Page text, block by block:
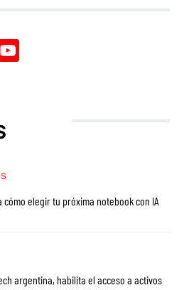
cómo elegir tu próxima notebook con IA
el acceso a activos